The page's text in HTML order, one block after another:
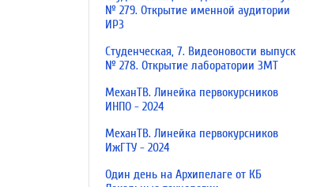
№ 279. Открытие именной аудитории
ИРЗ
Студенческая, 7. Видеоновости выпуск
№ 278. Открытие лаборатории ЗМТ
МеханТВ. Линейка первокурсников
ИНПО - 2024
МеханТВ. Линейка первокурсников
ИжГТУ - 2024
Один день на Архипелаге от КБ